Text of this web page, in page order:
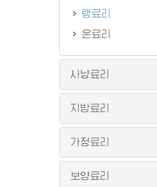
랭료리
온료리
사냥료리
지방료리
가정료리
보양료리